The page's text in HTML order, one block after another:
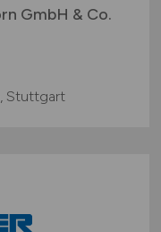
GmbH & Co.
Stuttgart